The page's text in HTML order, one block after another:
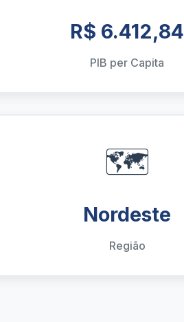
R$ 6.412,84
PIB per Capita
🗺️
Nordeste
Região